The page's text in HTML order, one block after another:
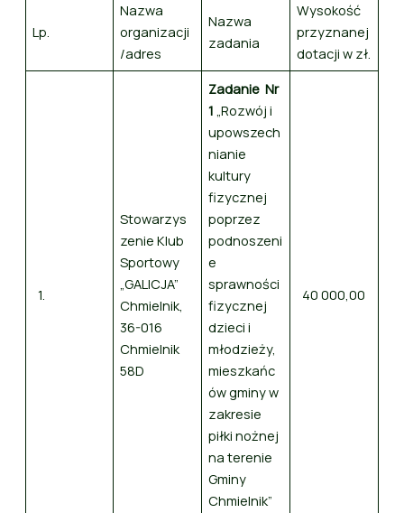
Lp.
Nazwa
organizacji
/adres
Nazwa
zadania
Wysokość
przyznanej
dotacji w zł.
1.
Stowarzys
zenie Klub
Sportowy
„GALICJA”
Chmielnik,
36-016
Chmielnik
58D
Zadanie Nr
1 „Rozwój i
upowszech
nianie
kultury
fizycznej
poprzez
podnoszeni
e
sprawności
fizycznej
dzieci i
młodzieży,
mieszkańc
ów gminy w
zakresie
piłki nożnej
na terenie
Gminy
Chmielnik”
40 000,00